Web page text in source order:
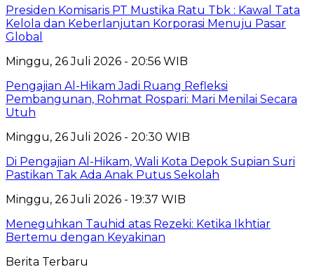
Presiden Komisaris PT Mustika Ratu Tbk : Kawal Tata
Kelola dan Keberlanjutan Korporasi Menuju Pasar
Global
Minggu, 26 Juli 2026 - 20:56 WIB
Pengajian Al-Hikam Jadi Ruang Refleksi
Pembangunan, Rohmat Rospari: Mari Menilai Secara
Utuh
Minggu, 26 Juli 2026 - 20:30 WIB
Di Pengajian Al-Hikam, Wali Kota Depok Supian Suri
Pastikan Tak Ada Anak Putus Sekolah
Minggu, 26 Juli 2026 - 19:37 WIB
Meneguhkan Tauhid atas Rezeki: Ketika Ikhtiar
Bertemu dengan Keyakinan
Berita Terbaru